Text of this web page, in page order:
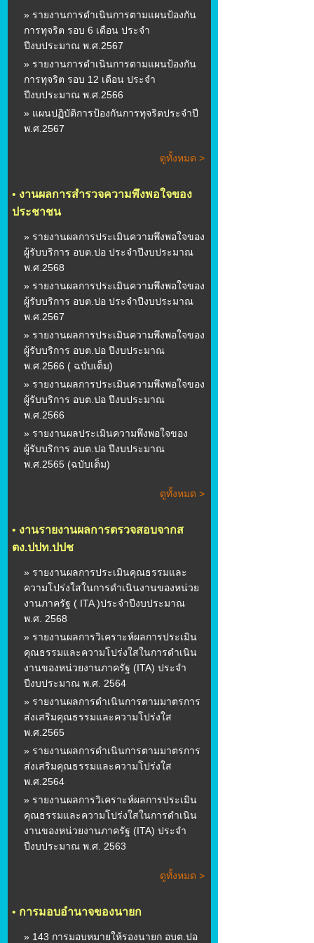
» รายงานการดำเนินการตามแผนป้องกัน
การทุจริต รอบ 6 เดือน ประจำ
ปีงบประมาณ พ.ศ.2567
» รายงานการดำเนินการตามแผนป้องกัน
การทุจริต รอบ 12 เดือน ประจำ
ปีงบประมาณ พ.ศ.2566
» แผนปฏิบัติการป้องกันการทุจริตประจำปี
พ.ศ.2567
ดูทั้งหมด >
• งานผลการสำรวจความพึงพอใจของ
ประชาชน
» รายงานผลการประเมินความพึงพอใจของ
ผู้รับบริการ อบต.ปอ ประจำปีงบประมาณ
พ.ศ.2568
» รายงานผลการประเมินความพึงพอใจของ
ผู้รับบริการ อบต.ปอ ประจำปีงบประมาณ
พ.ศ.2567
» รายงานผลการประเมินความพึงพอใจของ
ผู้รับบริการ อบต.ปอ ปีงบประมาณ
พ.ศ.2566 ( ฉบับเต็ม)
» รายงานผลการประเมินความพึงพอใจของ
ผู้รับบริการ อบต.ปอ ปีงบประมาณ
พ.ศ.2566
» รายงานผลประเมินความพึงพอใจของ
ผู้รับบริการ อบต.ปอ ปีงบประมาณ
พ.ศ.2565 (ฉบับเต็ม)
ดูทั้งหมด >
• งานรายงานผลการตรวจสอบจากส
ตง.ปปท.ปปช
» รายงานผลการประเมินคุณธรรมและ
ความโปร่งใสในการดำเนินงานของหน่วย
งานภาครัฐ ( ITA )ประจำปีงบประมาณ
พ.ศ. 2568
» รายงานผลการวิเคราะห์ผลการประเมิน
คุณธรรมและความโปร่งใสในการดำเนิน
งานของหน่วยงานภาครัฐ (ITA) ประจำ
ปีงบประมาณ พ.ศ. 2564
» รายงานผลการดำเนินการตามมาตรการ
ส่งเสริมคุณธรรมและความโปร่งใส
พ.ศ.2565
» รายงานผลการดำเนินการตามมาตรการ
ส่งเสริมคุณธรรมและความโปร่งใส
พ.ศ.2564
» รายงานผลการวิเคราะห์ผลการประเมิน
คุณธรรมและความโปร่งใสในการดำเนิน
งานของหน่วยงานภาครัฐ (ITA) ประจำ
ปีงบประมาณ พ.ศ. 2563
ดูทั้งหมด >
• การมอบอำนาจของนายก
» 143 การมอบหมายให้รองนายก อบต.ปอ